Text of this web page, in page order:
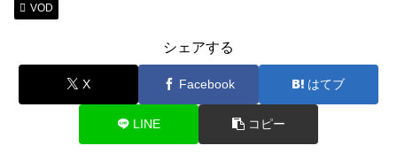
VOD
シェアする
X Facebook はてブ
LINE コピー